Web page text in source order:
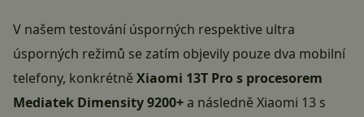
V našem testování úsporných respektive ultra
úsporných režimů se zatím objevily pouze dva mobilní
telefony, konkrétněXiaomi 13T Pro s procesorem
Mediatek Dimensity 9200+a následněXiaomi 13 s